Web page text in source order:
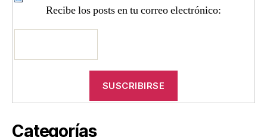
Recibe los posts en tu correo electrónico:
Categorías